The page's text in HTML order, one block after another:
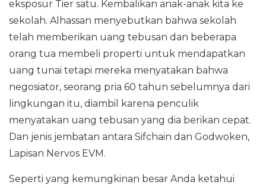
eksposur Tier satu. Kembalikan anak-anak kita ke
sekolah. Alhassan menyebutkan bahwa sekolah
telah memberikan uang tebusan dan beberapa
orang tua membeli properti untuk mendapatkan
uang tunai tetapi mereka menyatakan bahwa
negosiator, seorang pria 60 tahun sebelumnya dari
lingkungan itu, diambil karena penculik
menyatakan uang tebusan yang dia berikan cepat.
Dan jenis jembatan antara Sifchain dan Godwoken,
Lapisan Nervos EVM.
Seperti yang kemungkinan besar Anda ketahui